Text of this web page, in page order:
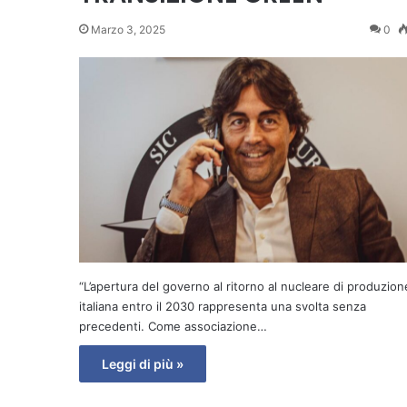
Marzo 3, 2025 0
“L’apertura del governo al ritorno al nucleare di
italiana entro il 2030 rappresenta una svolta senza
precedenti. Come associazione…
Leggi di più »